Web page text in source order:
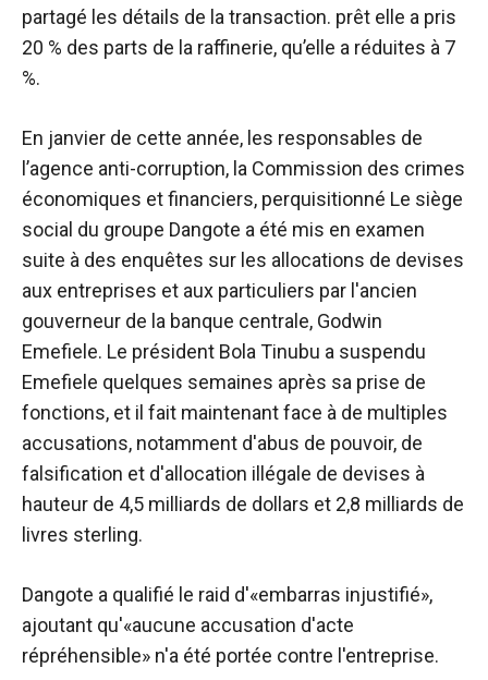
partagé les détails de la transaction. prêt elle a pris
20 % des parts de la raffinerie, qu’elle a réduites à 7
%.
En janvier de cette année, les responsables de
l’agence anti-corruption, la Commission des crimes
économiques et financiers, perquisitionné Le siège
social du groupe Dangote a été mis en examen
suite à des enquêtes sur les allocations de devises
aux entreprises et aux particuliers par l'ancien
gouverneur de la banque centrale, Godwin
Emefiele. Le président Bola Tinubu a suspendu
Emefiele quelques semaines après sa prise de
fonctions, et il fait maintenant face à de multiples
accusations, notamment d'abus de pouvoir, de
falsification et d'allocation illégale de devises à
hauteur de 4,5 milliards de dollars et 2,8 milliards de
livres sterling.
Dangote a qualifié le raid d'«embarras injustifié»,
ajoutant qu'«aucune accusation d'acte
répréhensible» n'a été portée contre l'entreprise.